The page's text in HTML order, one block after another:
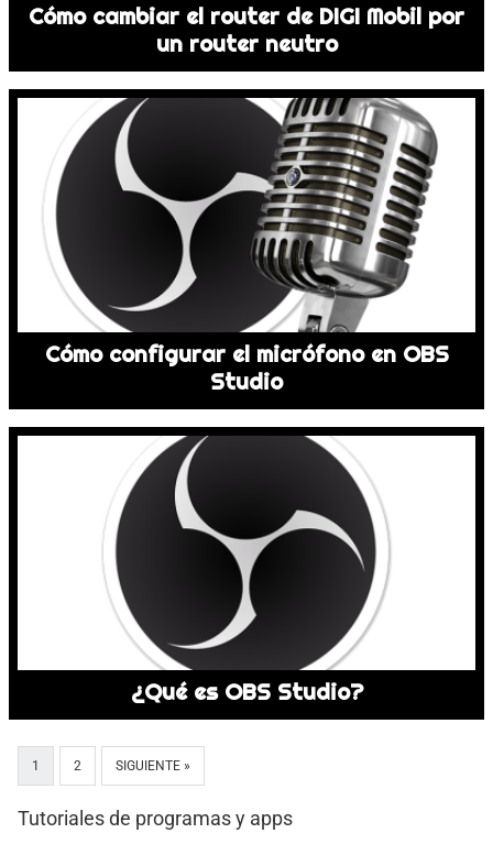
Cómo cambiar el router de DIGI Mobil por
un router neutro
Cómo configurar el micrófono en OBS
Studio
¿Qué es OBS Studio?
1 2 SIGUIENTE »
Tutoriales de programas y apps